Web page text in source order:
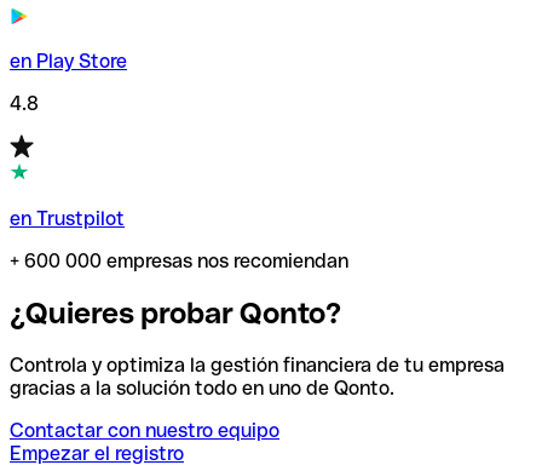
en Play Store
4.8
en Trustpilot
+ 600 000 empresas nos recomiendan
¿Quieres probar Qonto?
Controla y optimiza la gestión financiera de tu empresa
gracias a la solución todo en uno de Qonto.
Contactar con nuestro equipo
Empezar el registro